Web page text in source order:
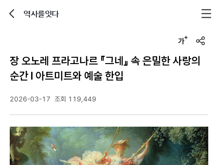
역사를잇다
u
장 오노레 프라고나르 『그네』 속 은밀한 사랑의
순간 l 아트미트와 예술 한입
2026-03-17 조회 119,449